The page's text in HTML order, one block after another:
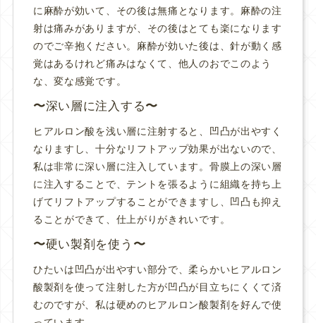
に麻酔が効いて、その後は無痛となります。麻酔の注
射は痛みがありますが、その後はとても楽になります
のでご辛抱ください。麻酔が効いた後は、針が動く感
覚はあるけれど痛みはなくて、他人のおでこのよう
な、変な感覚です。
深い層に注入する
ヒアルロン酸を浅い層に注射すると、凹凸が出やすく
なりますし、十分なリフトアップ効果が出ないので、
私は非常に深い層に注入しています。骨膜上の深い層
に注入することで、テントを張るように組織を持ち上
げてリフトアップすることができますし、凹凸も抑え
ることができて、仕上がりがきれいです。
硬い製剤を使う
ひたいは凹凸が出やすい部分で、柔らかいヒアルロン
酸製剤を使って注射した方が凹凸が目立ちにくくて済
むのですが、私は硬めのヒアルロン酸製剤を好んで使